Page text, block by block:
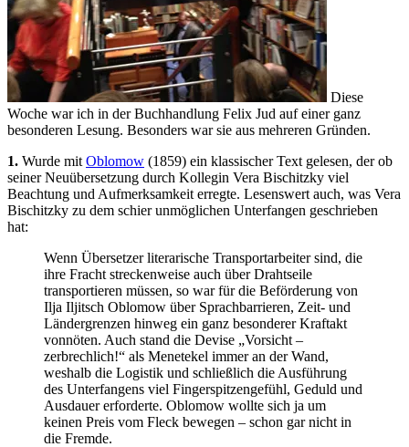
Diese
Woche war ich in der Buchhandlung Felix Jud auf einer ganz
besonderen Lesung. Besonders war sie aus mehreren Gründen.
1. Wurde mit Oblomow (1859) ein klassischer Text gelesen, der ob
seiner Neuübersetzung durch Kollegin Vera Bischitzky viel
Beachtung und Aufmerksamkeit erregte. Lesenswert auch, was Vera
Bischitzky zu dem schier unmöglichen Unterfangen geschrieben
hat:
Wenn Übersetzer literarische Transportarbeiter sind, die
ihre Fracht streckenweise auch über Drahtseile
transportieren müssen, so war für die Beförderung von
Ilja Iljitsch Oblomow über Sprachbarrieren, Zeit- und
Ländergrenzen hinweg ein ganz besonderer Kraftakt
vonnöten. Auch stand die Devise „Vorsicht –
zerbrechlich!“ als Menetekel immer an der Wand,
weshalb die Logistik und schließlich die Ausführung
des Unterfangens viel Fingerspitzengefühl, Geduld und
Ausdauer erforderte. Oblomow wollte sich ja um
keinen Preis vom Fleck bewegen – schon gar nicht in
die Fremde.